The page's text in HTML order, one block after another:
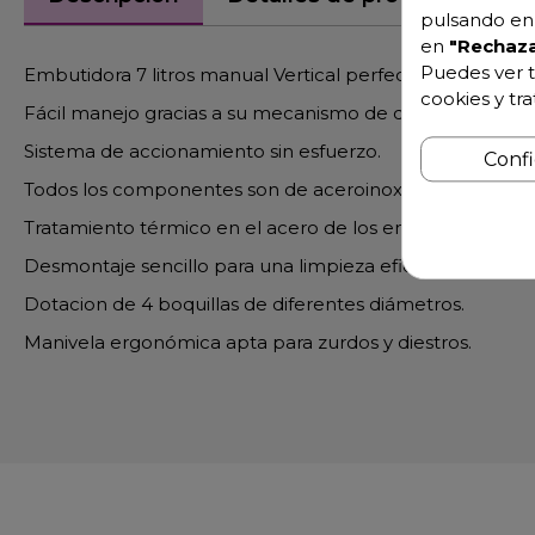
Embutidora 7 litros manual Vertical perfecta para
Fácil manejo gracias a su mecanismo de dos marchas.
Sistema de accionamiento sin esfuerzo.
Todos los componentes son de aceroinoxidable y
Tratamiento térmico en el acero de los engranajes.
Desmontaje sencillo para una limpieza eficaz.
Dotacion de 4 boquillas de diferentes diámetros.
Manivela ergonómica apta para zurdos y diestros.
pulsando
en
Puedes ver
cookies y